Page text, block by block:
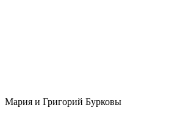
Мария и Григорий Бурковы